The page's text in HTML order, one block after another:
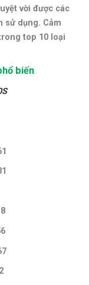
vời được các
sử dụng. Cảm
top 10 loại
biến